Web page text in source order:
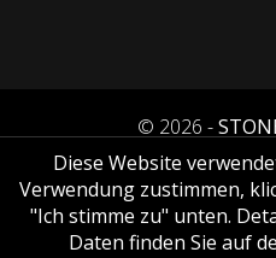
© 2026 -
Diese Website
Verwendung zustimmen,
"Ich stimme zu" unten.
Daten finden Sie auf